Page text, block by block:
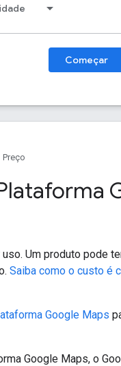
Começar
Preço
Um produto pode
Saiba como o custo é
Google Maps
Google Maps, o